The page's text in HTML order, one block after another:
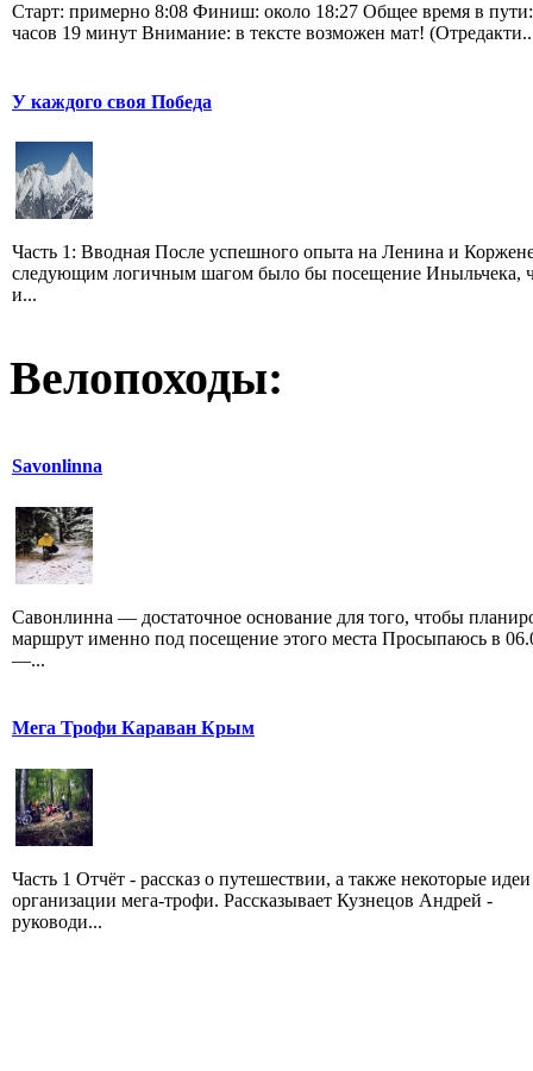
Старт: примерно 8:08 Финиш: около 18:27 Общее время в
часов 19 минут Внимание: в тексте возможен мат!
У каждого своя Победа
Часть 1: Вводная После успешного опыта на Ленина и
следующим логичным шагом было бы посещение Иныльчека,
и...
Велопоходы:
Savonlinna
Савонлинна — достаточное основание для того, чтобы
маршрут именно под посещение этого места Просыпаюсь в
—...
Мега Трофи Караван Крым
Часть 1 Отчёт - рассказ о путешествии, а также некоторые идеи
организации мега-трофи. Рассказывает Кузнецов Андрей -
руководи...